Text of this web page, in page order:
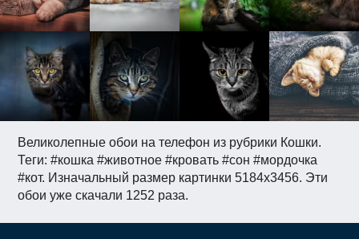
Великолепные обои на телефон из рубрики Кошки.
Теги: #кошка #животное #кровать #сон #мордочка
#кот. Изначальный размер картинки 5184x3456. Эти
обои уже скачали 1252 раза.